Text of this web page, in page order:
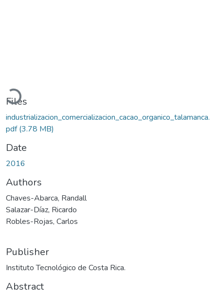
Loading...
Files
industrializacion_comercializacion_cacao_organico_talamanca.
pdf(3.78 MB)
Date
2016
Authors
Chaves-Abarca, Randall
Salazar-Díaz, Ricardo
Robles-Rojas, Carlos
Publisher
Instituto Tecnológico de Costa Rica.
Abstract